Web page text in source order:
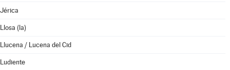
Jérica
Llosa (la)
Llucena / Lucena del Cid
Ludiente